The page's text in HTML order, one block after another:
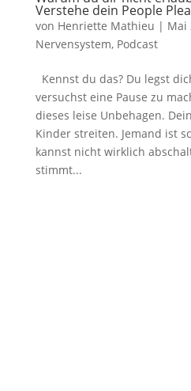
Verstehe dein People
von Henriette Mathieu | Mai
Nervensystem, Podcast
Kennst du das? Du legst
versuchst eine Pause zu
dieses leise Unbehagen.
Kinder streiten. Jemand ist
kannst nicht wirklich
stimmt...